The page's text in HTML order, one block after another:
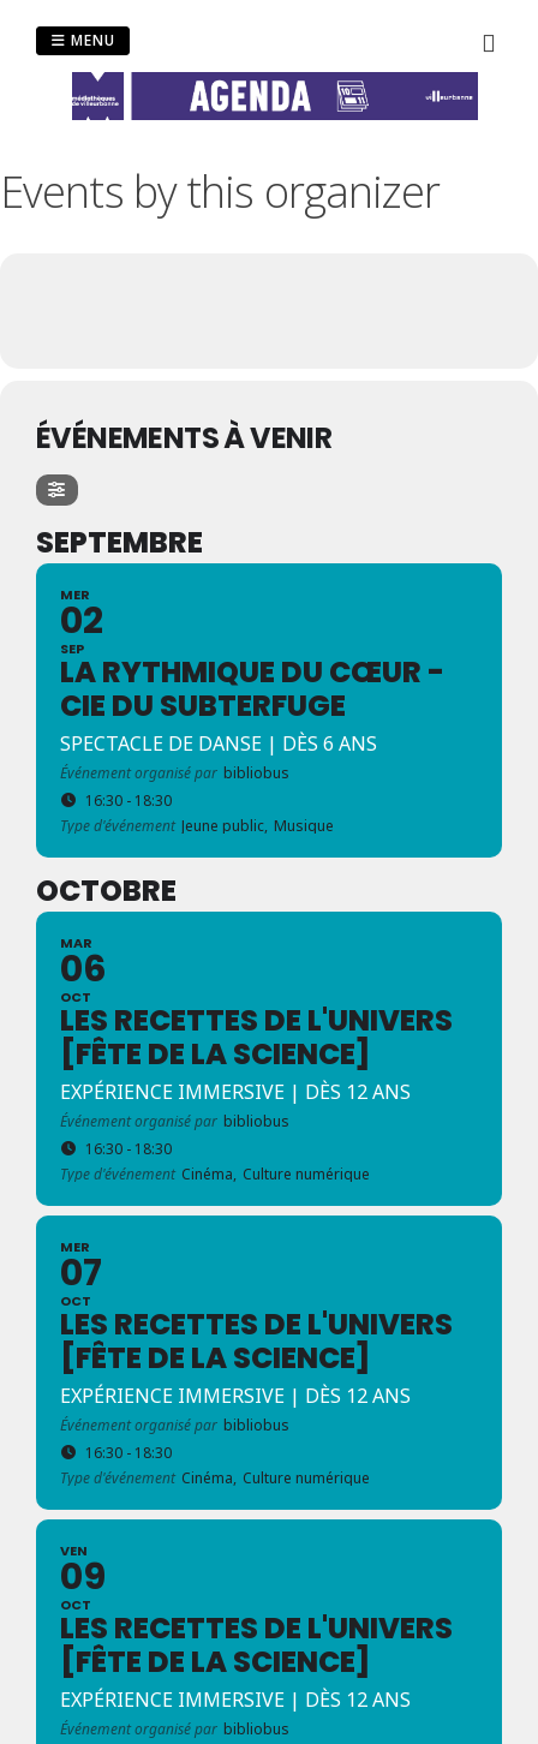
MENU
Events by this organizer
ÉVÉNEMENTS À VENIR
SEPTEMBRE
MER
02
SEP
LA RYTHMIQUE DU CŒUR -
CIE DU SUBTERFUGE
SPECTACLE DE DANSE | DÈS 6 ANS
Événement organisé par bibliobus
16:30 - 18:30
Type d'événement Jeune public, Musique
OCTOBRE
MAR
06
OCT
LES RECETTES DE L'UNIVERS
[FÊTE DE LA SCIENCE]
EXPÉRIENCE IMMERSIVE | DÈS 12 ANS
Événement organisé par bibliobus
16:30 - 18:30
Type d'événement Cinéma, Culture numérique
MER
07
OCT
LES RECETTES DE L'UNIVERS
[FÊTE DE LA SCIENCE]
EXPÉRIENCE IMMERSIVE | DÈS 12 ANS
Événement organisé par bibliobus
16:30 - 18:30
Type d'événement Cinéma, Culture numérique
VEN
09
OCT
LES RECETTES DE L'UNIVERS
[FÊTE DE LA SCIENCE]
EXPÉRIENCE IMMERSIVE | DÈS 12 ANS
Événement organisé par bibliobus